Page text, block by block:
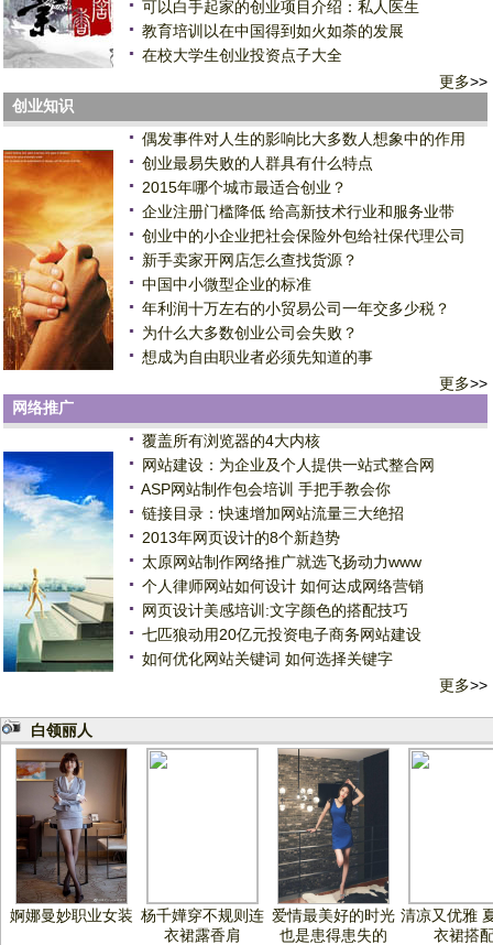
可以白手起家的创业项目介绍：私人医生
教育培训以在中国得到如火如荼的发展
在校大学生创业投资点子大全
更多>>
创业知识
偶发事件对人生的影响比大多数人想象中的作用
创业最易失败的人群具有什么特点
2015年哪个城市最适合创业？
企业注册门槛降低 给高新技术行业和服务业带
创业中的小企业把社会保险外包给社保代理公司
新手卖家开网店怎么查找货源？
中国中小微型企业的标准
年利润十万左右的小贸易公司一年交多少税？
为什么大多数创业公司会失败？
想成为自由职业者必须先知道的事
更多>>
网络推广
覆盖所有浏览器的4大内核
网站建设：为企业及个人提供一站式整合网
ASP网站制作包会培训 手把手教会你
链接目录：快速增加网站流量三大绝招
2013年网页设计的8个新趋势
太原网站制作网络推广就选飞扬动力www
个人律师网站如何设计 如何达成网络营销
网页设计美感培训:文字颜色的搭配技巧
七匹狼动用20亿元投资电子商务网站建设
如何优化网站关键词 如何选择关键字
更多>>
白领丽人
婀娜曼妙职业女装 杨千嬅穿不规则连
衣裙露香肩
爱情最美好的时光
也是患得患失的
清凉又优雅
衣裙搭